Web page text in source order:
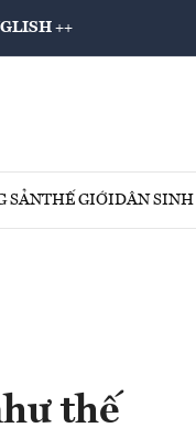
++
SẢNTHẾ GIỚIDÂN SINH
thế